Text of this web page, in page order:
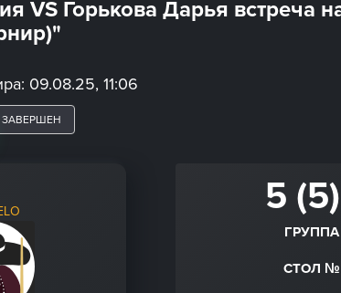
VS Горькова Дарья встреча
09.08.25, 11:06
ЗАВЕРШЕН
5
ГРУППА
СТОЛ №